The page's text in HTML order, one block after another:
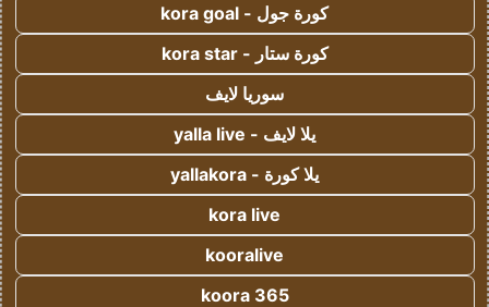
كورة جول - kora goal
كورة ستار - kora star
سوريا لايف
يلا لايف - yalla live
يلا كورة - yallakora
kora live
kooralive
koora 365